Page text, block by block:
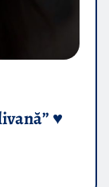
♥️